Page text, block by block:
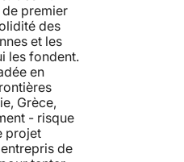
premier
des
et les
les fondent.
en
Grèce,
- risque
projet
de